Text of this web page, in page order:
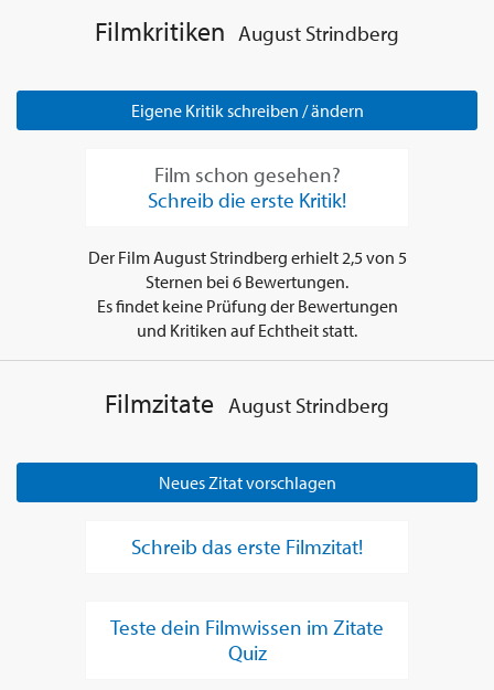
Filmkritiken August Strindberg
Eigene Kritik schreiben / ändern
Film schon gesehen?
Schreib die erste Kritik!
Der Film August Strindberg erhielt 2,5von 5
Sternen bei 6 Bewertungen.
Es findet keine Prüfung der Bewertungen
und Kritiken auf Echtheit statt.
Filmzitate August Strindberg
Neues Zitat vorschlagen
Schreib das erste Filmzitat!
Teste dein Filmwissen im Zitate
Quiz